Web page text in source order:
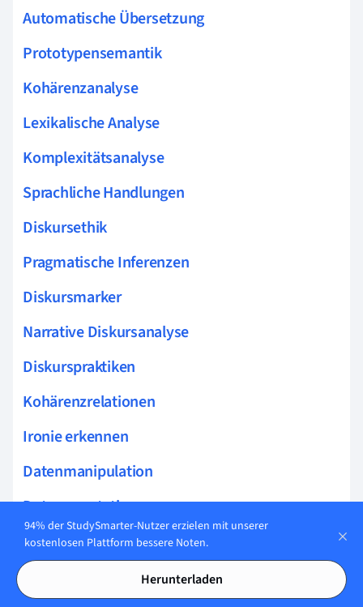
Automatische Übersetzung
Prototypensemantik
Kohärenzanalyse
Lexikalische Analyse
Komplexitätsanalyse
Sprachliche Handlungen
Diskursethik
Pragmatische Inferenzen
Diskursmarker
Narrative Diskursanalyse
Diskurspraktiken
Kohärenzrelationen
Ironie erkennen
Datenmanipulation
Datenannotation
Datenbereinigung
Datenstrukturierung
94% der StudySmarter-Nutzer erzielen mit unserer
kostenlosen Plattform bessere Noten.
Herunterladen